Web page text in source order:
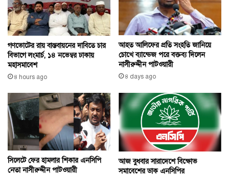
গণভোটের রায় বাস্তবায়নের দাবিতে চার
বিভাগে লংমার্চ, ১৪ নভেম্বর ঢাকায়
মহাসমাবেশ
৪ hours ago
আহত আলিফের প্রতি সংহতি জানিয়ে
চোখে ব্যান্ডেজ পরে বক্তব্য দিলেন
নাসীরুদ্দীন পাটওয়ারী
৪ days ago
সিলেটে ফের হামলার শিকার এনসিপি
নেতা নাসীরুদ্দীন পাটওয়ারী
আজ বুধবার সারাদেশে বিক্ষোভ
সমাবেশের ডাক এনসিপির